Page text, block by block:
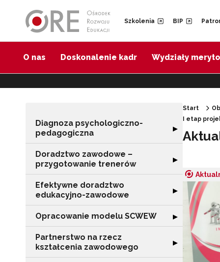
Szkolenia BIP
O nas Doskonalenie kadr Wydziały
Diagnoza psychologiczno-
pedagogiczna
Rozwiń sekcję
▶
Doradztwo zawodowe –
przygotowanie trenerów
Rozwiń sekcję
▶
Efektywne doradztwo
edukacyjno-zawodowe
Rozwiń sekcję
▶
Opracowanie modelu SCWEW Rozwiń sekcję
▶
Partnerstwo na rzecz
kształcenia zawodowego
Rozwiń sekcję
▶
Start
I etap